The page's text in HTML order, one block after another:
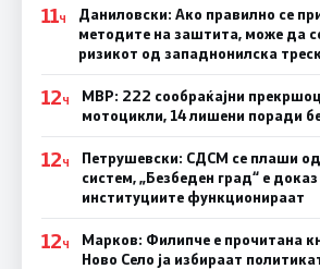
11Ч
Даниловски: Ако правилно се
методите на заштита, може да
ризикот од западнонилска
12Ч
МВР: 222 сообраќајни
мотоцикли, 14 лишени поради
12Ч
Петрушевски: СДСМ се плаши
систем, „Безбеден град“ е
институциите функционираат
12Ч
Марков: Филипче е прочитана
Ново Село ја избираат